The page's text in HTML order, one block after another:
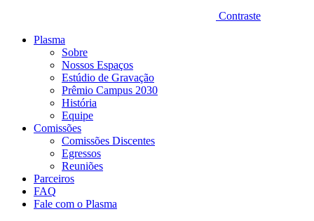
Contraste
Plasma
Sobre
Nossos Espaços
Estúdio de Gravação
Prêmio Campus 2030
História
Equipe
Comissões
Comissões Discentes
Egressos
Reuniões
Parceiros
FAQ
Fale com o Plasma